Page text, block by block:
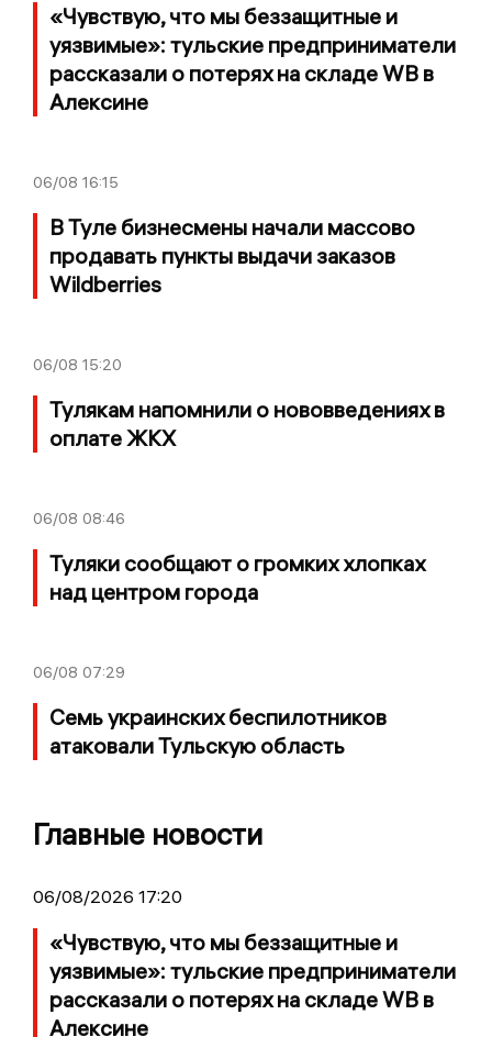
«Чувствую, что мы беззащитные и
уязвимые»: тульские предприниматели
рассказали о потерях на складе WB в
Алексине
06/08 16:15
В Туле бизнесмены начали массово
продавать пункты выдачи заказов
Wildberries
06/08 15:20
Тулякам напомнили о нововведениях в
оплате ЖКХ
06/08 08:46
Туляки сообщают о громких хлопках
над центром города
06/08 07:29
Семь украинских беспилотников
атаковали Тульскую область
Главные новости
06/08/2026 17:20
«Чувствую, что мы беззащитные и
уязвимые»: тульские предприниматели
рассказали о потерях на складе WB в
Алексине